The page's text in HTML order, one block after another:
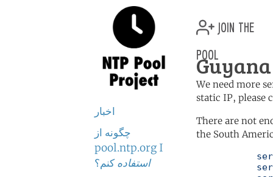
اخبار
چگونه از
pool.ntp.org I
استفاده کنم؟
join the
pool
We need more
static IP, please
There are not
the South